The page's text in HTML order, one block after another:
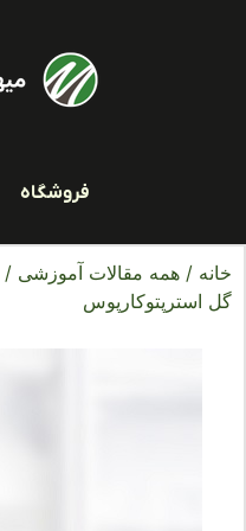
فروشگاه
خانه / همه مقالات آموزشی /
گل استرپتوکارپوس